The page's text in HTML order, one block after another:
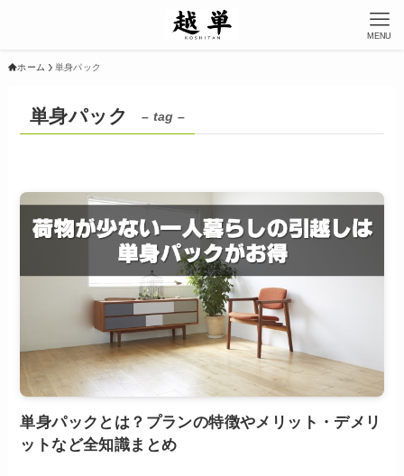
MENU
ホーム 単身パック
単身パック – tag –
単身パックとは？プランの特徴やメリット・デメリ
ットなど全知識まとめ